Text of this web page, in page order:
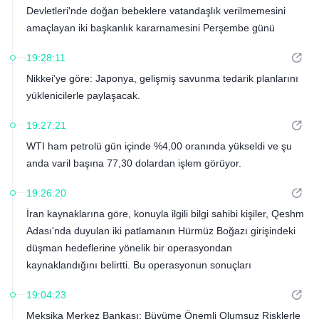
Devletleri'nde doğan bebeklere vatandaşlık verilmemesini
amaçlayan iki başkanlık kararnamesini Perşembe günü
19:28:11
Nikkei'ye göre: Japonya, gelişmiş savunma tedarik planlarını
yüklenicilerle paylaşacak.
19:27:21
WTI ham petrolü gün içinde %4,00 oranında yükseldi ve şu
anda varil başına 77,30 dolardan işlem görüyor.
19:26:20
İran kaynaklarına göre, konuyla ilgili bilgi sahibi kişiler, Qeshm
Adası'nda duyulan iki patlamanın Hürmüz Boğazı girişindeki
düşman hedeflerine yönelik bir operasyondan
kaynaklandığını belirtti. Bu operasyonun sonuçları
19:04:23
Meksika Merkez Bankası: Büyüme Önemli Olumsuz Risklerle